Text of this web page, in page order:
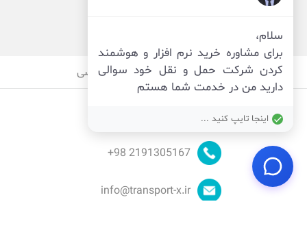
پنل مدیریت
قوانین امنیت حریم خصوصی
2191305167
98+
info@transport-x.ir
سلام،
برای مشاوره خرید نرم افزار و هوشمند
کردن شرکت حمل و نقل خود سوالی
دارید من در خدمت شما هستم
اینجا تایپ کنید ...